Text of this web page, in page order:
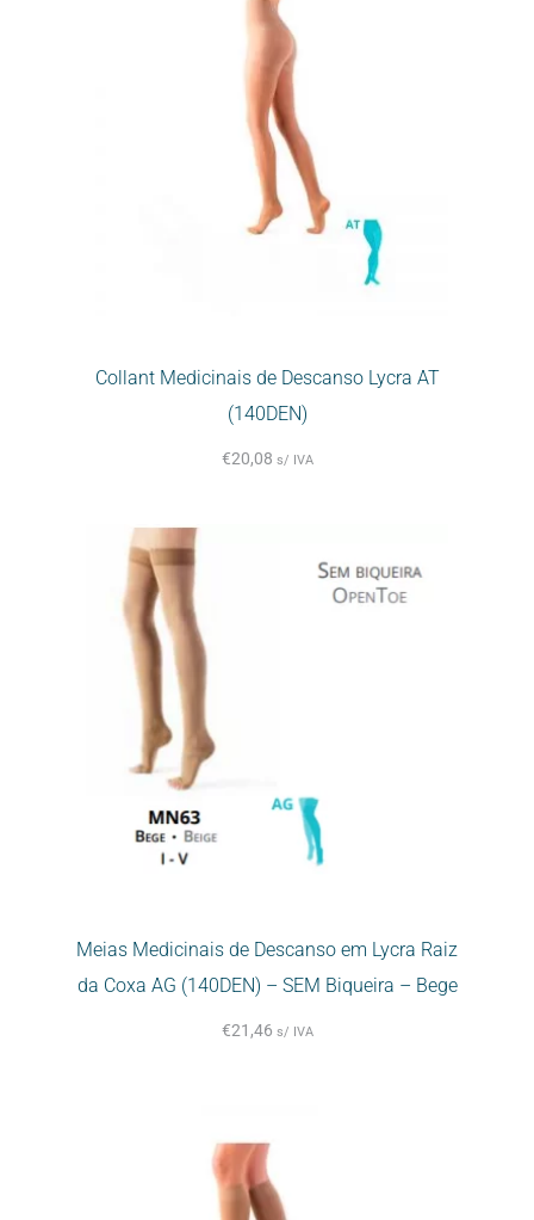
Collant Medicinais de Descanso Lycra AT
(140DEN)
€20,08 s/ IVA
Meias Medicinais de Descanso em Lycra Raiz
da Coxa AG (140DEN) – SEM Biqueira – Bege
€21,46 s/ IVA